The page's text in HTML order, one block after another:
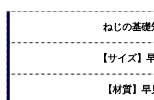
ねじの基礎
【サイズ】
【材質】